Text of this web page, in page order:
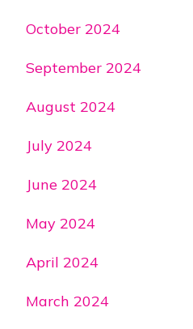
October 2024
September 2024
August 2024
July 2024
June 2024
May 2024
April 2024
March 2024